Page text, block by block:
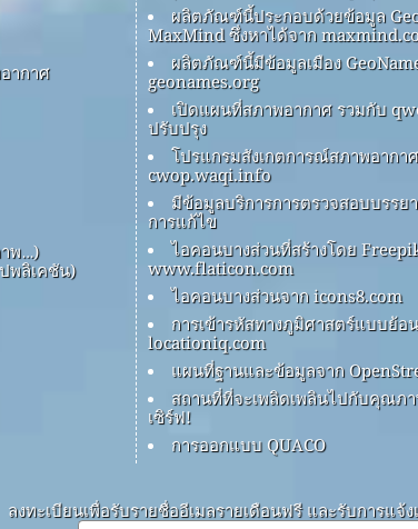
ากาศ
พ…)
พลิเคชัน)
ผลิตภัณฑ์นี้ประกอบด้วยข้อมูล
MaxMind ซึ่งหาได้จาก
ผลิตภัณฑ์นี้มีข้อมูลเมือง
geonames.org
เปิดแผนที่สภาพอากาศ รวมกับ
ปรับปรุง
โปรแกรมสังเกตการณ์สภาพอากา
cwop.waqi.info
มีข้อมูลบริการการตรวจสอบบรรย
การแก้ไข
ไอคอนบางส่วนที่สร้างโดย
www.flaticon.com
ไอคอนบางส่วนจาก icons8.com
การเข้ารหัสทางภูมิศาสตร์แบบย้อ
locationiq.com
แผนที่ฐานและข้อมูลจาก
สถานที่ที่จะเพลิดเพลินไปกับคุณภ
เซิร์ฟ!
การออกแบบ QUACO
ลงทะเบียนเพื่อรับรายชื่ออีเมลรายเดือนฟรี และรับการแจ้